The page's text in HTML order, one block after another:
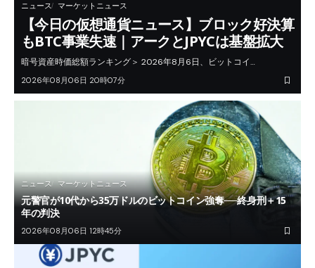
ニュース マーケットニュース
【今日の仮想通貨ニュース】ブロック好決算
もBTC事業失速｜アークとJPYCは基盤拡大
暗号資産時価総額ランキング＞ 2026年8月6日、ビットコイ…
2026年08月06日 20時07分
ニュース マーケットニュース
元警官が10代から35万ドルのビットコイン強奪──終身刑＋15
年の判決
2026年08月06日 12時45分